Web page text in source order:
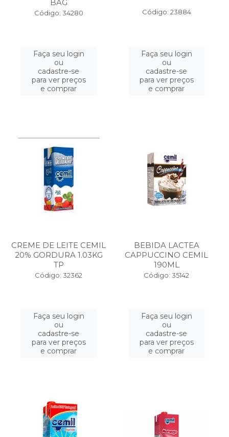
BAG
Código: 34280
Faça seu login
ou
cadastre-se
para ver preços
e comprar
Código: 23884
Faça seu login
ou
cadastre-se
para ver preços
e comprar
CREME DE LEITE CEMIL
20% GORDURA 1.03KG
TP
Código: 32362
Faça seu login
ou
cadastre-se
para ver preços
e comprar
BEBIDA LACTEA
CAPPUCCINO CEMIL
190ML
Código: 35142
Faça seu login
ou
cadastre-se
para ver preços
e comprar